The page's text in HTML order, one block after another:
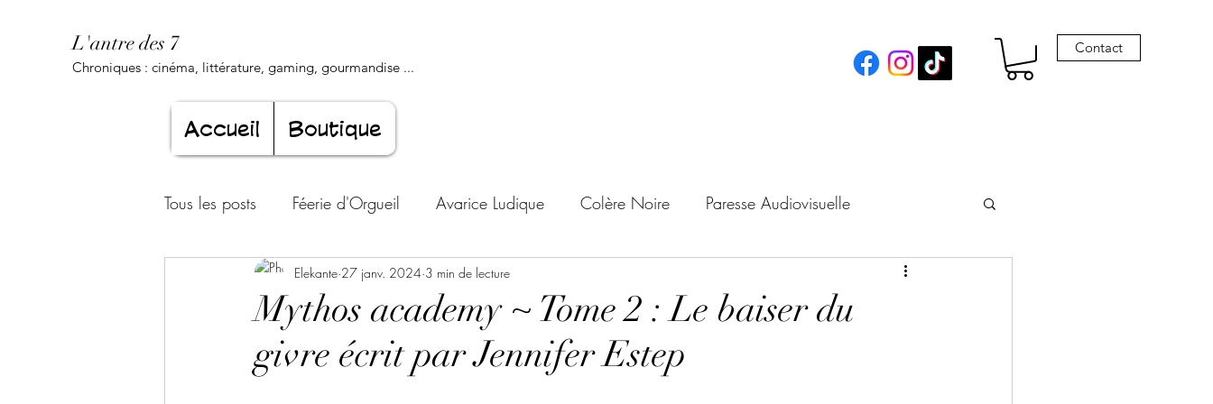
L'antre des 7
Chroniques : cinéma, littérature, gaming, gourmandise ...
Contact
Accueil Boutique
Tous les posts Féerie d'Orgueil Avarice Ludique Colère Noire Paresse Audiovisuelle
Luxure Envoûtante Gourmandise Proscrite
Jeunesse éternelle Cœur d'adolescent Archives Temporelles
Mythos academy ~ Tome 2 : Le baiser du
givre écrit par Jennifer Estep
Elekante 27 janv. 2024 3 min de lecture